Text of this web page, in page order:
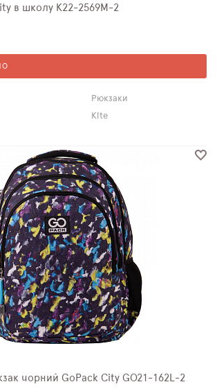
в школу K22-2569M-2
Рюкзаки
Kite
чорний GoPack City GO21-162L-2